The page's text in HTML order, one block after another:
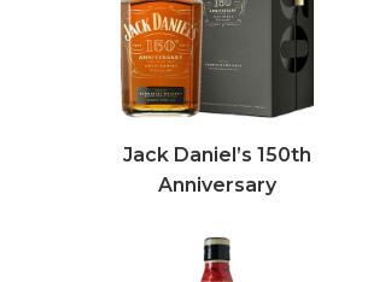
Jack Daniel’s 150th
Anniversary